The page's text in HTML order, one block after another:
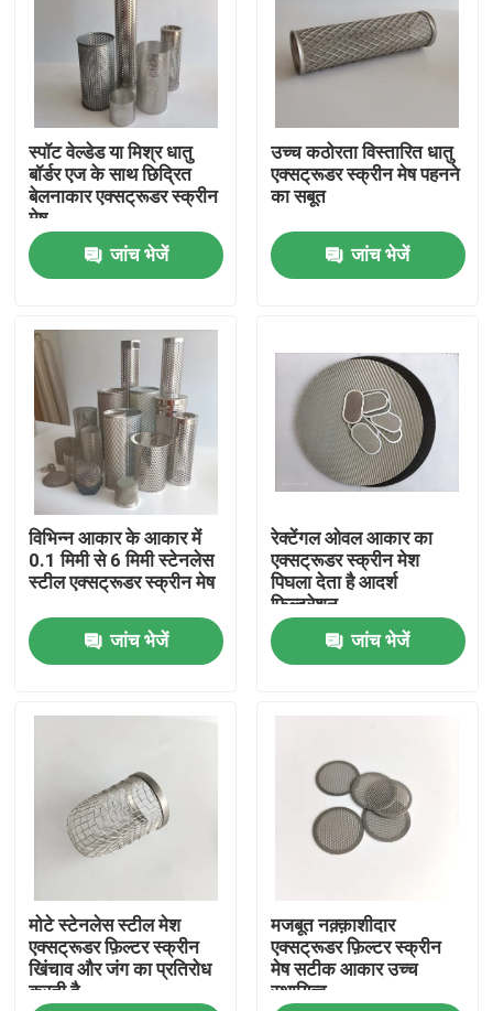
घर
उत्पादों
हमारे बारे में
कारखाना भ्रमण
गुणवत्ता नियंत्रण
संपर्क करें
एक उद्धरण की विनती करे
स्टेनलेस स्टील बुना जाल
स्टेनलेस स्टील सुरक्षा मेष
स्टेनलेस स्टील विंडो मेष
स्पॉट वेल्डेड या मिश्र धातु
बॉर्डर एज के साथ छिद्रित
बेलनाकार एक्सट्रूडर स्क्रीन
मेष
जांच भेजें
उच्च कठोरता विस्तारित धातु
एक्सट्रूडर स्क्रीन मेष पहनने
का सबूत
जांच भेजें
विभिन्न आकार के आकार में
0.1 मिमी से 6 मिमी स्टेनलेस
स्टील एक्सट्रूडर स्क्रीन मेष
जांच भेजें
रेक्टेंगल ओवल आकार का
एक्सट्रूडर स्क्रीन मेश
पिघला देता है आदर्श
फिल्ट्रेशन
जांच भेजें
मोटे स्टेनलेस स्टील मेश
एक्सट्रूडर फ़िल्टर स्क्रीन
खिंचाव और जंग का प्रतिरोध
करती है
मजबूत नक़्क़ाशीदार
एक्सट्रूडर फ़िल्टर स्क्रीन
मेष सटीक आकार उच्च
स्थायित्व